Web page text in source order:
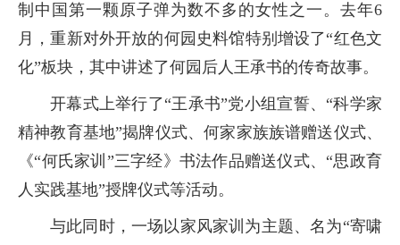
制中国第一颗原子弹为数不多的女性之一。去年6
月，重新对外开放的何园史料馆特别增设了“红色文
化”板块，其中讲述了何园后人王承书的传奇故事。
开幕式上举行了“王承书”党小组宣誓、“科学家
精神教育基地”揭牌仪式、何家家族族谱赠送仪式、
《“何氏家训”三字经》书法作品赠送仪式、“思政育
人实践基地”授牌仪式等活动。
与此同时，一场以家风家训为主题、名为“寄啸